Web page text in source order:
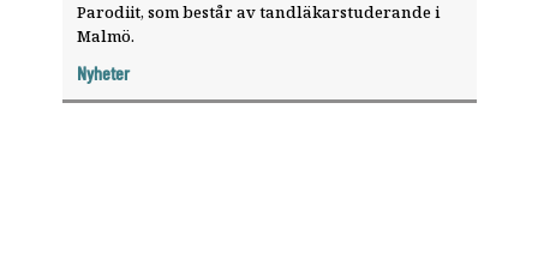
Parodiit, som består av tandläkarstuderande i
Malmö.
Nyheter